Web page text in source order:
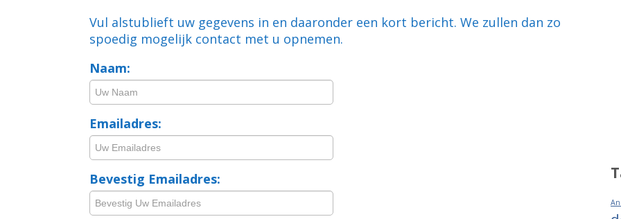
Vul alstublieft uw gegevens in en daaronder een kort bericht. We zullen dan zo
spoedig mogelijk contact met u opnemen.
Naam:
Emailadres:
Bevestig Emailadres: